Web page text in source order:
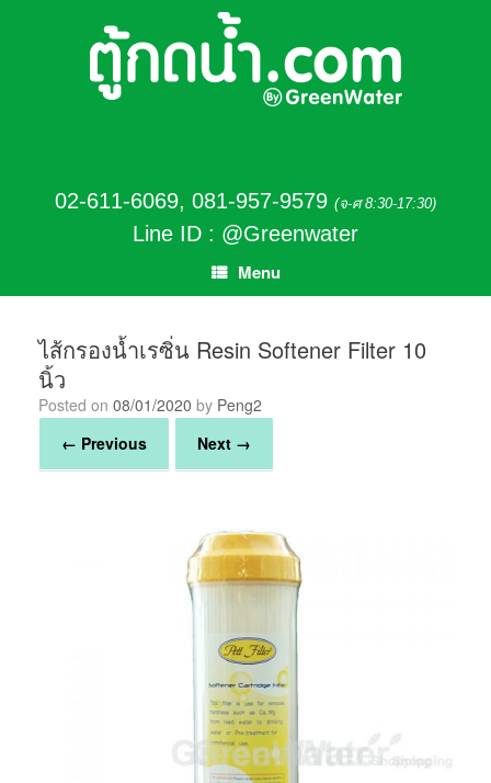
02-611-6069, 081-957-9579 (จ-ศ 8:30-17:30)
Line ID : @Greenwater
Menu
ไส้กรองน้ำเรซิ่น Resin Softener Filter 10
นิ้ว
Posted on 08/01/2020 by Peng2
← Previous
Next →